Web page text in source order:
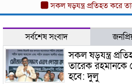
সকল ষড়যন্ত্র প্রতিহত করে তারেক
সর্বশেষ সংবাদ
সকল ষড়যন্ত্র
তারেক
হবে: দুলু